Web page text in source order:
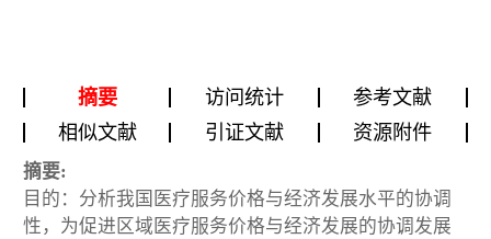
摘要 访问统计
参考文献
相似文献
引证文献 资源附件
摘要:
目的：分析我国医疗服务价格与经济发展水平的协调
性，为促进区域医疗服务价格与经济发展的协调发展